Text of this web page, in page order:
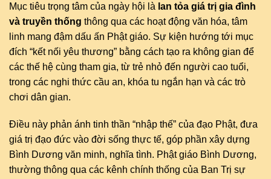
Mục tiêu trọng tâm của ngày hội là lan tỏa giá trị gia đình
và truyền thống thông qua các hoạt động văn hóa, tâm
linh mang đậm dấu ấn Phật giáo. Sự kiện hướng tới mục
đích “kết nối yêu thương” bằng cách tạo ra không gian để
các thế hệ cùng tham gia, từ trẻ nhỏ đến người cao tuổi,
trong các nghi thức cầu an, khóa tu ngắn hạn và các trò
chơi dân gian.
Điều này phản ánh tinh thần “nhập thế” của đạo Phật, đưa
giá trị đạo đức vào đời sống thực tế, góp phần xây dựng
Bình Dương văn minh, nghĩa tình. Phật giáo Bình Dương,
thường thông qua các kênh chính thống của Ban Trị sự